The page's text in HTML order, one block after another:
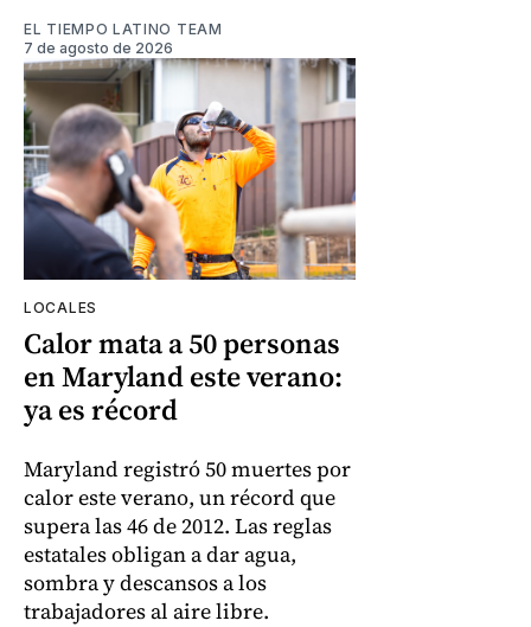
EL TIEMPO LATINO TEAM
7 de agosto de 2026
LOCALES
Calor mata a 50 personas
en Maryland este verano:
ya es récord
Maryland registró 50 muertes por
calor este verano, un récord que
supera las 46 de 2012. Las reglas
estatales obligan a dar agua,
sombra y descansos a los
trabajadores al aire libre.